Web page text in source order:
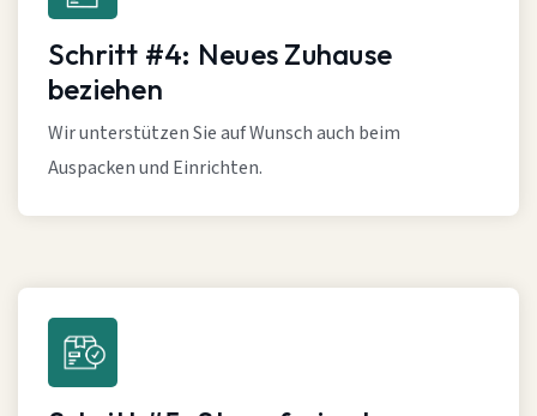
Schritt #4: Neues Zuhause
beziehen
Wir unterstützen Sie auf Wunsch auch beim
Auspacken und Einrichten.